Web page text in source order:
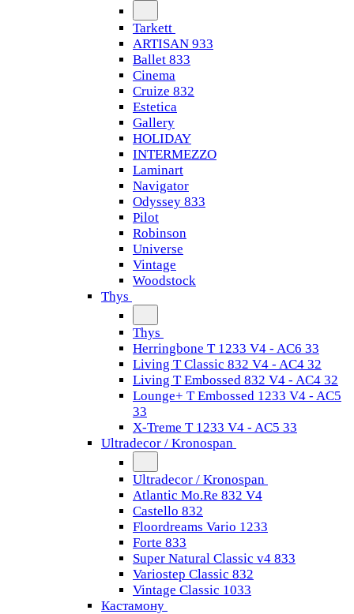
Tarkett
ARTISAN 933
Ballet 833
Cinema
Cruize 832
Estetica
Gallery
HOLIDAY
INTERMEZZO
Laminart
Navigator
Odyssey 833
Pilot
Robinson
Universe
Vintage
Woodstock
Thys
Thys
Herringbone T 1233 V4 - AC6 33
Living T Classic 832 V4 - AC4 32
Living T Embossed 832 V4 - AC4 32
Lounge+ T Embossed 1233 V4 - AC5
33
X-Treme T 1233 V4 - AC5 33
Ultradecor / Kronospan
Ultradecor / Kronospan
Atlantic Mo.Re 832 V4
Castello 832
Floordreams Vario 1233
Forte 833
Super Natural Classic v4 833
Variostep Classic 832
Vintage Classic 1033
Кастамону